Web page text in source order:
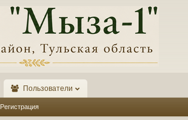
Пользователи
Регистрация